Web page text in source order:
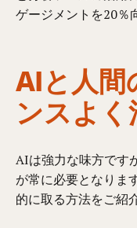
ゲージメントを20％
AIと人間
ンスよく
AIは強力な味方です
が常に必要となりま
的に取る方法をご紹